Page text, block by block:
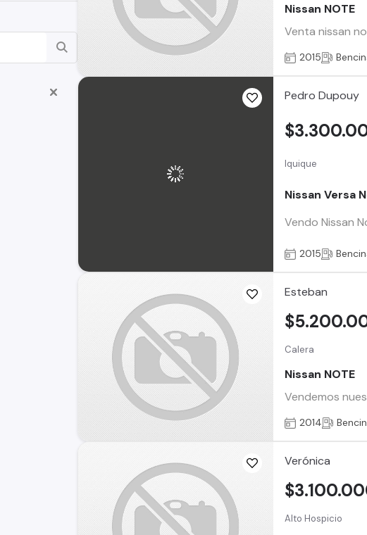
Nissan NOTE
Venta nissan
2015
Pedro Dupouy
Iquique
Nissan Versa
Vendo Nissan
2015
Esteban
Calera
Nissan NOTE
Vendemos
2014
Verónica
Alto Hospicio